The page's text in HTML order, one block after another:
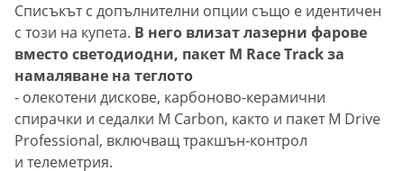
Списъкът с допълнителни опции също е идентичен
с този на купета. В него влизат лазерни фарове
вместо светодиодни, пакет M Race Track за
намаляване на теглото
- олекотени дискове, карбоново-керамични
спирачки и седалки M Carbon, както и пакет M Drive
Professional, включващ тракшън-контрол
и телеметрия.